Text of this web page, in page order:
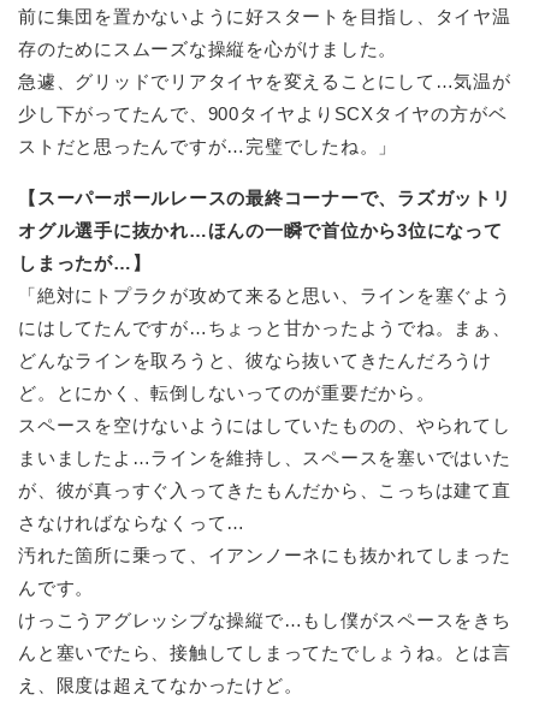
前に集団を置かないように好スタートを目指し、タイヤ温
存のためにスムーズな操縦を心がけました。
急遽、グリッドでリアタイヤを変えることにして…気温が
少し下がってたんで、900タイヤよりSCXタイヤの方がベ
ストだと思ったんですが…完璧でしたね。」
【スーパーポールレースの最終コーナーで、ラズガットリ
オグル選手に抜かれ…ほんの一瞬で首位から3位になって
しまったが…】
「絶対にトプラクが攻めて来ると思い、ラインを塞ぐよう
にはしてたんですが…ちょっと甘かったようでね。まぁ、
どんなラインを取ろうと、彼なら抜いてきたんだろうけ
ど。とにかく、転倒しないってのが重要だから。
スペースを空けないようにはしていたものの、やられてし
まいましたよ…ラインを維持し、スペースを塞いではいた
が、彼が真っすぐ入ってきたもんだから、こっちは建て直
さなければならなくって…
汚れた箇所に乗って、イアンノーネにも抜かれてしまった
んです。
けっこうアグレッシブな操縦で…もし僕がスペースをきち
んと塞いでたら、接触してしまってたでしょうね。とは言
え、限度は超えてなかったけど。